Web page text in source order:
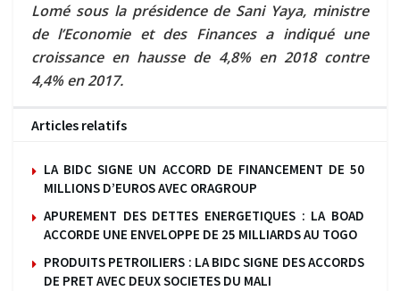
Lomé sous la présidence de Sani Yaya, ministre
de l’Economie et des Finances a indiqué une
croissance en hausse de 4,8% en 2018 contre
4,4% en 2017.
Articles relatifs
LA BIDC SIGNE UN ACCORD DE FINANCEMENT DE 50
MILLIONS D’EUROS AVEC ORAGROUP
APUREMENT DES DETTES ENERGETIQUES : LA BOAD
ACCORDE UNE ENVELOPPE DE 25 MILLIARDS AU TOGO
PRODUITS PETROILIERS : LA BIDC SIGNE DES ACCORDS
DE PRET AVEC DEUX SOCIETES DU MALI